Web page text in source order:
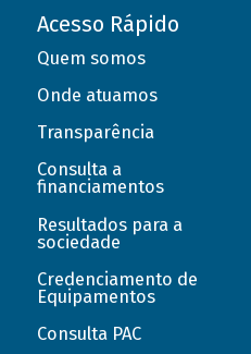
Acesso Rápido
Quem somos
Onde atuamos
Transparência
Consulta a
financiamentos
Resultados para a
sociedade
Credenciamento de
Equipamentos
Consulta PAC